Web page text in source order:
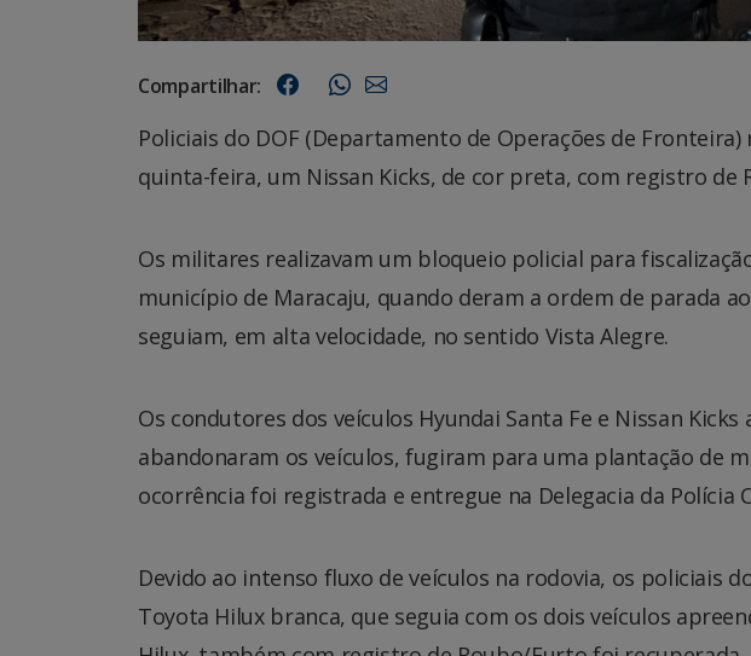
Compartilhar:
Policiais do DOF (Departamento de Operações de
quinta-feira, um Nissan Kicks, de cor preta, com registro de
Os militares realizavam um bloqueio policial para
município de Maracaju, quando deram a ordem de parada
seguiam, em alta velocidade, no sentido Vista Alegre.
Os condutores dos veículos Hyundai Santa Fe e Nissan
abandonaram os veículos, fugiram para uma plantação de
ocorrência foi registrada e entregue na Delegacia da Polícia
Devido ao intenso fluxo de veículos na rodovia, os policiais
Toyota Hilux branca, que seguia com os dois veículos